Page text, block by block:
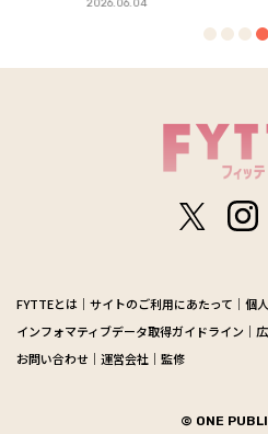
FYTTEとは サイトのご利用にあたって
個
インフォマティブデータ取得ガイドライン
お問い合わせ
運営会社 監修
© ONE